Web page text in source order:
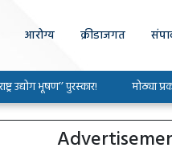
आरोग्य क्रीडाजगत
पुरस्कार! मोठ्या